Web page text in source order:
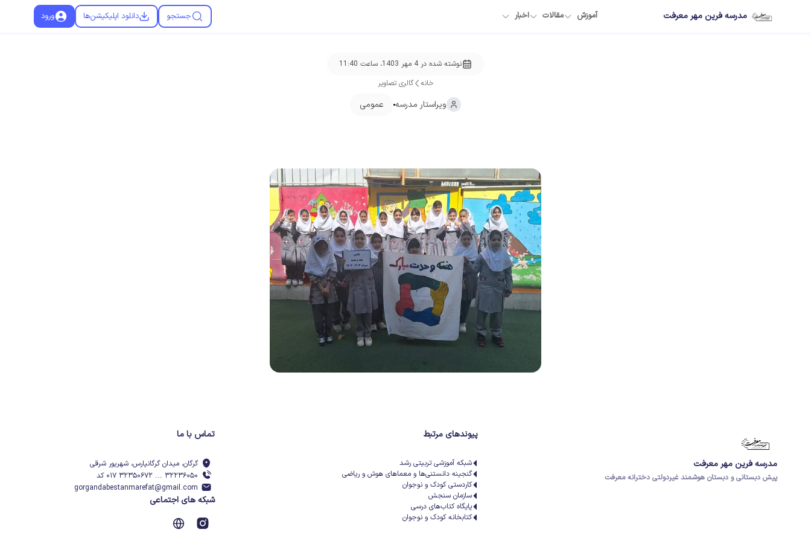
مدرسه فرین مهر معرفت آموزش مقالات اخبار جستجو دانلود اپلیکیشن‌ها ورود
نوشته شده در4 مهر 1403، ساعت 11:40
خانه
گالری تصاویر
ویراستار مدرسه عمومی
مدرسه فرین مهر معرفت
پیش دبستانی و دبستان هوشمند غیردولتی دخترانه معرفت
پیوندهای مرتبط
شبکه آموزشی تربیتی رشد
گنجینه دانستنی‌ها و معماهای هوش و ریاضی
کاردستی کودک و نوجوان
سازمان سنجش
پایگاه کتاب‌های درسی
کتابخانه کودک و نوجوان
تماس با ما
گرگان، میدان گرگانپارس، شهریور شرقی
۳۲۲۳۶۰۵۰ ... ۳۲۳۵۰۶۷۲ ۰۱۷ کد
gorgandabestanmarefat@gmail.com
شبکه های اجتماعی